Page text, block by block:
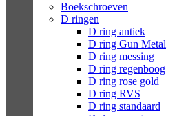
Boekschroeven
D ringen
D ring antiek
D ring Gun Metal
D ring messing
D ring regenboog
D ring rose gold
D ring RVS
D ring standaard